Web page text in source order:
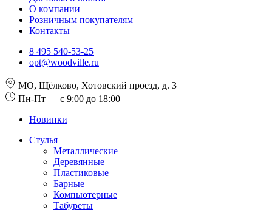
О компании
Розничным покупателям
Контакты
8 495 540-53-25
opt@woodville.ru
МО, Щёлково, Хотовский проезд, д. 3
Пн-Пт — с 9:00 до 18:00
Новинки
Стулья
Металлические
Деревянные
Пластиковые
Барные
Компьютерные
Табуреты